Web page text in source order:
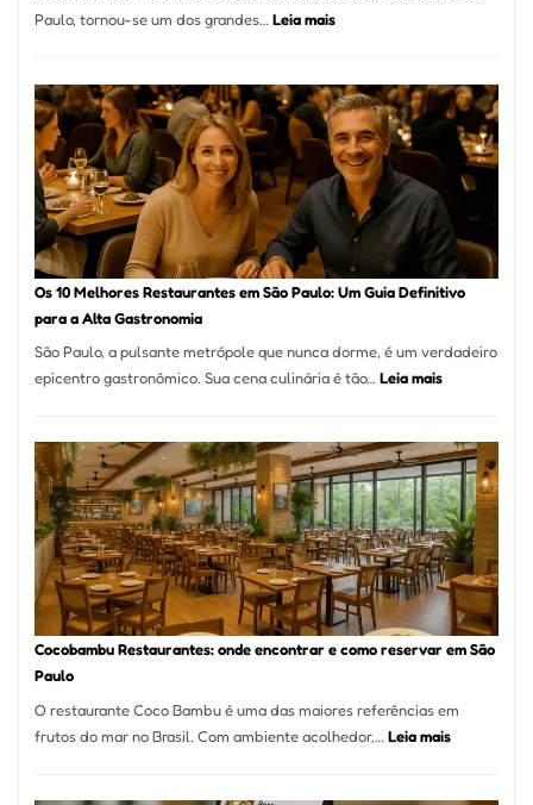
Paulo, tornou-se um dos grandes…Leia mais:
Pizzaria:
tradição
em
pizza
artesanal
forno
à
Vila
da
Os 10 Melhores Restaurantes em São Paulo: Um Guia Definitivo
para a Alta Gastronomia
São Paulo, a pulsante metrópole que nunca dorme, é um verdadeiro
epicentro gastronômico. Sua cena culinária é tão… Leia mais:
Melhores
Restaurantes
em
São
Paulo:
Um
Guia
Definitivo
Alta
Gastronomia
Cocobambu Restaurantes: onde encontrar e como reservar em São
Paulo
O restaurante Coco Bambu é uma das maiores referências em
frutos do mar no Brasil. Com ambiente acolhedor,… Leia mais: